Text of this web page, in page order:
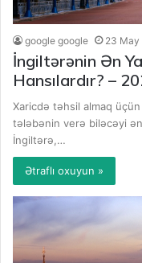
google google 23 May
İngiltərənin Ən
Hansılardır? –
Xaricdə təhsil almaq
tələbənin verə biləcəyi
İngiltərə,…
Ətraflı oxuyun »